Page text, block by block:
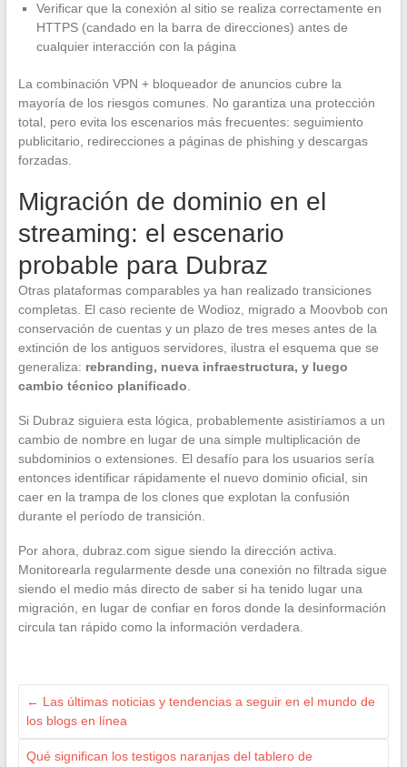
Verificar que la conexión al sitio se realiza correctamente en
HTTPS (candado en la barra de direcciones) antes de
cualquier interacción con la página
La combinación VPN + bloqueador de anuncios cubre la
mayoría de los riesgos comunes. No garantiza una protección
total, pero evita los escenarios más frecuentes: seguimiento
publicitario, redirecciones a páginas de phishing y descargas
forzadas.
Migración de dominio en el
streaming: el escenario
probable para Dubraz
Otras plataformas comparables ya han realizado transiciones
completas. El caso reciente de Wodioz, migrado a Moovbob con
conservación de cuentas y un plazo de tres meses antes de la
extinción de los antiguos servidores, ilustra el esquema que se
generaliza: rebranding, nueva infraestructura, y luego
cambio técnico planificado.
Si Dubraz siguiera esta lógica, probablemente asistiríamos a un
cambio de nombre en lugar de una simple multiplicación de
subdominios o extensiones. El desafío para los usuarios sería
entonces identificar rápidamente el nuevo dominio oficial, sin
caer en la trampa de los clones que explotan la confusión
durante el período de transición.
Por ahora, dubraz.com sigue siendo la dirección activa.
Monitorearla regularmente desde una conexión no filtrada sigue
siendo el medio más directo de saber si ha tenido lugar una
migración, en lugar de confiar en foros donde la desinformación
circula tan rápido como la información verdadera.
← Las últimas noticias y tendencias a seguir en el mundo de
los blogs en línea
Qué significan los testigos naranjas del tablero de